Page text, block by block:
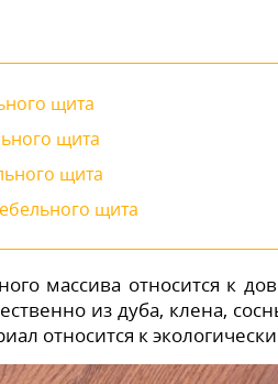
щита
щита
щита
щита
массива относится к
из дуба, клена,
относится к